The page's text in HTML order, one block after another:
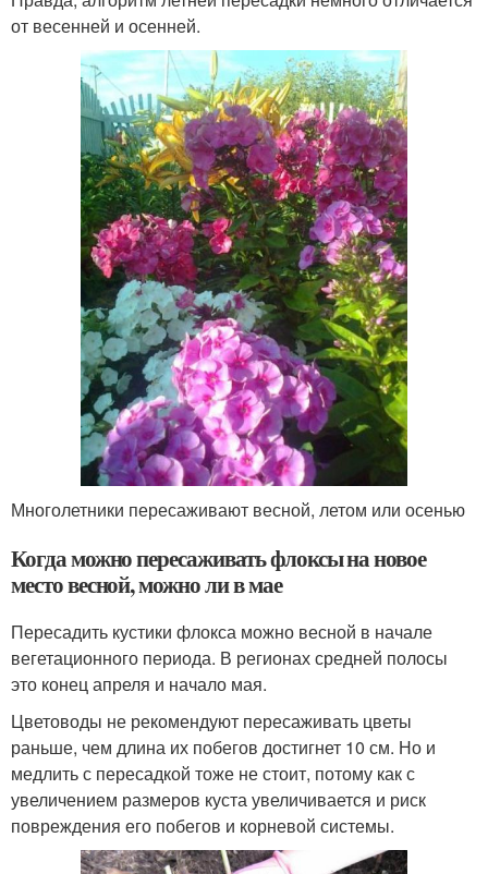
от весенней и осенней.
Многолетники пересаживают весной, летом или осенью
Когда можно пересаживать флоксы на новое
место весной, можно ли в мае
Пересадить кустики флокса можно весной в начале
вегетационного периода. В регионах средней полосы
это конец апреля и начало мая.
Цветоводы не рекомендуют пересаживать цветы
раньше, чем длина их побегов достигнет 10 см. Но и
медлить с пересадкой тоже не стоит, потому как с
увеличением размеров куста увеличивается и риск
повреждения его побегов и корневой системы.